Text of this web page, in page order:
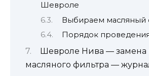
Шевроле
Выбираем масляный
Порядок
Шевроле Нива — замена
масляного фильтра —